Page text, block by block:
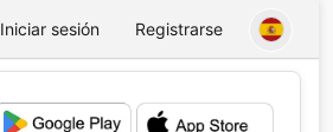
Iniciar sesión Registrarse